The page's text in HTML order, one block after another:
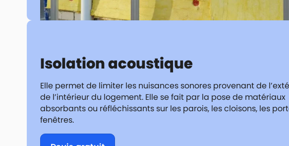
Isolation acoustique
Elle permet de limiter les nuisances sonores provenant de
de l’intérieur du logement. Elle se fait par la pose de matériaux
absorbants ou réfléchissants sur les parois, les cloisons, les
fenêtres.